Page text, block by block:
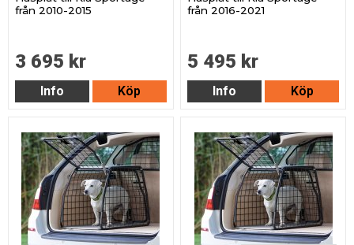
från 2010-2015
3 695 kr
Info Köp
från 2016-2021
5 495 kr
Info Köp